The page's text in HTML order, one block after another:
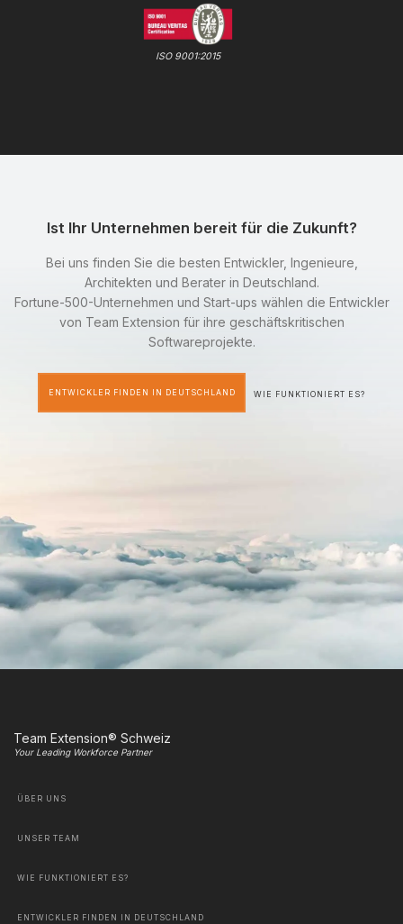
ISO 9001:2015
Ist Ihr Unternehmen bereit für die Zukunft?
Bei uns finden Sie die besten Entwickler, Ingenieure,
Architekten und Berater in Deutschland.
Fortune-500-Unternehmen und Start-ups wählen die Entwickler
von Team Extension für ihre geschäftskritischen
Softwareprojekte.
ENTWICKLER FINDEN IN DEUTSCHLAND WIE FUNKTIONIERT ES?
Team Extension® Schweiz
Your Leading Workforce Partner
ÜBER UNS
UNSER TEAM
WIE FUNKTIONIERT ES?
ENTWICKLER FINDEN IN DEUTSCHLAND